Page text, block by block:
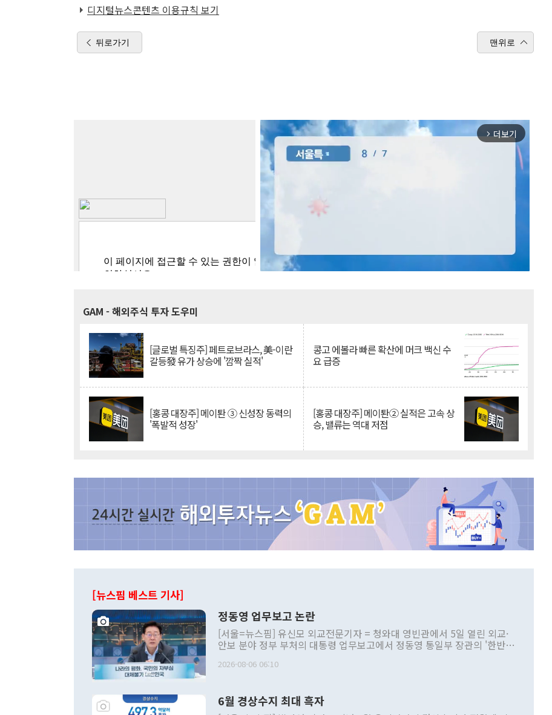
디지털뉴스콘텐츠 이용규칙 보기
뒤로가기 맨위로
arrow_forward_ios 더보기
GAM - 해외주식 투자 도우미
[글로벌 특징주] 페트로브라스, 美-이란
갈등發 유가 상승에 '깜짝 실적'
콩고 에볼라 빠른 확산에 머크 백신 수
요 급증
[홍콩 대장주] 메이퇀 ③ 신성장 동력의
'폭발적 성장'
[홍콩 대장주] 메이퇀② 실적은 고속 상
승, 밸류는 역대 저점
[뉴스핌 베스트 기사]
정동영 업무보고 논란
[서울=뉴스핌] 유신모 외교전문기자 = 청와대 영빈관에서 5일 열린 외교·
안보 분야 정부 부처의 대통령 업무보고에서 정동영 통일부 장관의 '한반도
발언 중에는 정부 내 조율을 거치지 않은 사안을 정책으로 추진하겠다고 공
주의적 희망에 근거한 비현실적 구상'이라는 비판을 내놨다. 그동안 정 장
2026-08-06 06:10
6월 경상수지 최대 흑자